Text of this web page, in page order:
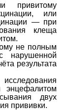
привитому
или
— при
клеща
не полным
нарушенной
результата
двух
прививки.